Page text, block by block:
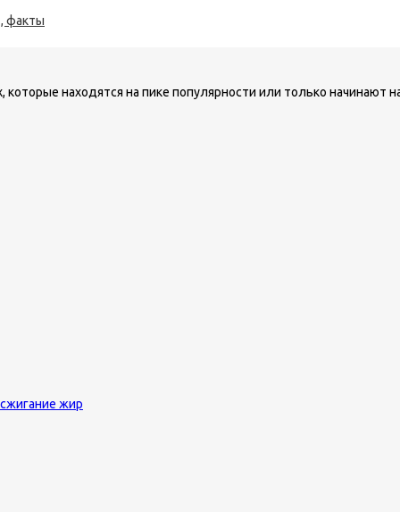
факты
находятся на пике популярности или только начинают
жир